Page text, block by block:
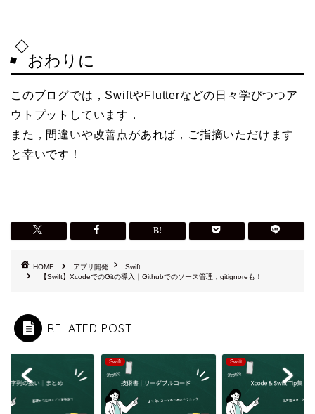
おわりに
このブログでは，SwiftやFlutterなどの日々学びつつア
ウトプットしています．
また，間違いや改善点があれば，ご指摘いただけます
と幸いです！
HOME アプリ開発
Swift
【Swift】XcodeでのGitの導入｜Githubでのソース管理，gitignoreも！
RELATED POST
Swift Swift